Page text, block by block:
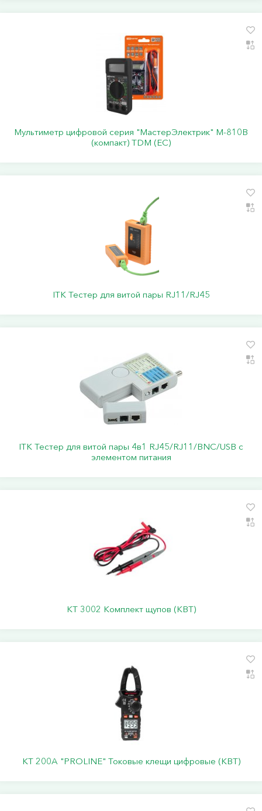
Мультиметр цифровой серия "МастерЭлектрик" М-810В
(компакт) TDM (ЕС)
ITK Тестер для витой пары RJ11/RJ45
ITK Тестер для витой пары 4в1 RJ45/RJ11/BNC/USB с
элементом питания
KT 3002 Комплект щупов (КВТ)
KT 200A "PROLINE" Токовые клещи цифровые (КВТ)